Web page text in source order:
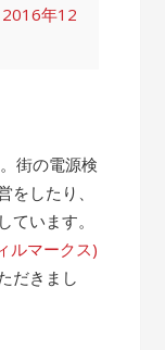
2016年12
街の電源検
をしたり、
います。
ルマークス)
だきまし